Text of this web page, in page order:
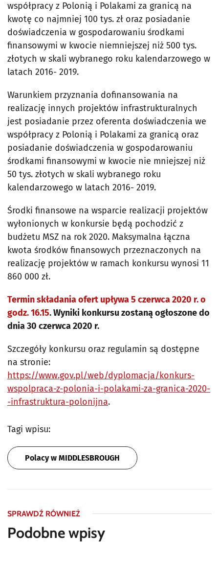
współpracy z Polonią i Polakami za granicą na
kwotę co najmniej 100 tys. zł oraz posiadanie
doświadczenia w gospodarowaniu środkami
finansowymi w kwocie niemniejszej niż 500 tys.
złotych w skali wybranego roku kalendarzowego w
latach 2016- 2019.
Warunkiem przyznania dofinansowania na
realizację innych projektów infrastrukturalnych
jest posiadanie przez oferenta doświadczenia we
współpracy z Polonią i Polakami za granicą oraz
posiadanie doświadczenia w gospodarowaniu
środkami finansowymi w kwocie nie mniejszej niż
50 tys. złotych w skali wybranego roku
kalendarzowego w latach 2016- 2019.
Środki finansowe na wsparcie realizacji projektów
wyłonionych w konkursie będą pochodzić z
budżetu MSZ na rok 2020. Maksymalna łączna
kwota środków finansowych przeznaczonych na
realizację projektów w ramach konkursu wynosi 11
860 000 zł.
Termin składania ofert upływa 5 czerwca 2020 r. o
godz. 16.15. Wyniki konkursu zostaną ogłoszone do
dnia 30 czerwca 2020 r.
Szczegóły konkursu oraz regulamin są dostępne
na stronie:
https://www.gov.pl/web/dyplomacja/konkurs-
wspolpraca-z-polonia-i-polakami-za-granica-2020-
-infrastruktura-polonijna.
Tagi wpisu:
Polacy w MIDDLESBROUGH
SPRAWDŹ RÓWNIEŻ
Podobne wpisy